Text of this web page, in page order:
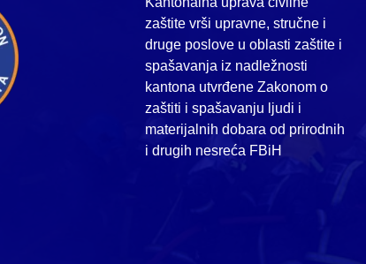
zaštite vrši upravne, stručne i
druge poslove u oblasti zaštite i
spašavanja iz nadležnosti
kantona utvrđene Zakonom o
zaštiti i spašavanju ljudi i
materijalnih dobara od prirodnih
i drugih nesreća FBiH